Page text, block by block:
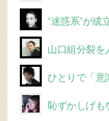
“迷惑系”が成
山口組分裂を
ひとりで「意
恥ずかしげも